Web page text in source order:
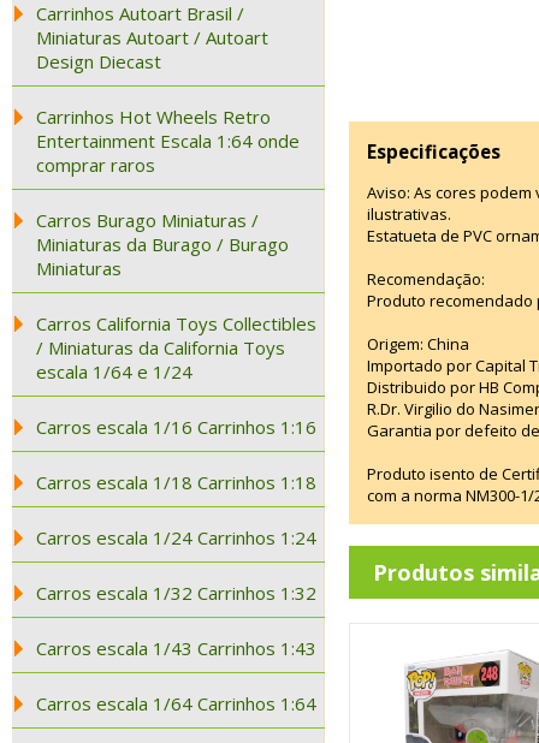
Carrinhos Autoart Brasil /
Miniaturas Autoart / Autoart
Design Diecast
Carrinhos Hot Wheels Retro
Entertainment Escala 1:64 onde
comprar raros
Carros Burago Miniaturas /
Miniaturas da Burago / Burago
Miniaturas
Carros California Toys Collectibles
/ Miniaturas da California Toys
escala 1/64 e 1/24
Carros escala 1/16 Carrinhos 1:16
Carros escala 1/18 Carrinhos 1:18
Carros escala 1/24 Carrinhos 1:24
Carros escala 1/32 Carrinhos 1:32
Carros escala 1/43 Carrinhos 1:43
Carros escala 1/64 Carrinhos 1:64
Especificações
Aviso: As cores
ilustrativas.
Estatueta de PVC
Recomendação:
Produto recomendado
Origem: China
Importado por Capital
Distribuido por HB
R.Dr. Virgilio do
Garantia por defeito
Produto isento de
com a norma NM300-
Produtos